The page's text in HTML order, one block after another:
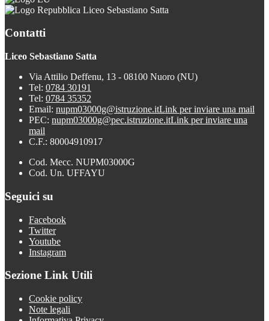
Liceo Sebastiano Satta
Contatti
Liceo Sebastiano Satta
Via Attilio Deffenu, 13 - 08100 Nuoro (NU)
Tel: 0784 30191
Tel: 0784 35352
Email: nupm03000g@istruzione.itLink per inviare una mail
PEC: nupm03000g@pec.istruzione.itLink per inviare una
mail
C.F.: 80004910917
Cod. Mecc. NUPM03000G
Cod. Un. UFFAYU
Seguici su
Facebook
Twitter
Youtube
Instagram
Sezione Link Utili
Cookie policy
Note legali